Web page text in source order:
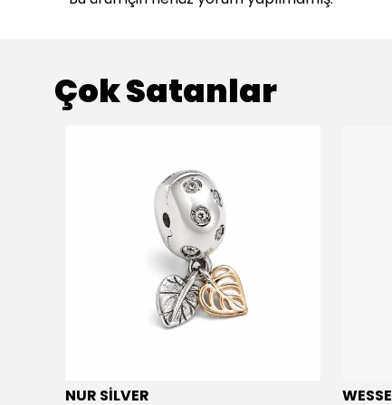
Çok Satanlar
NUR SİLVER WESSE